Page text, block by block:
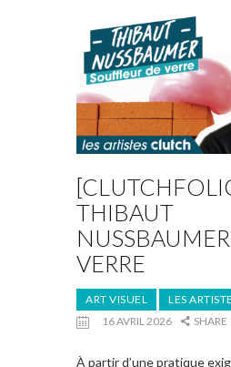
THIBAUT
VERRE
ART VISUEL
LES
16 AVRIL 2026
SHARE
À partir d’une pratique